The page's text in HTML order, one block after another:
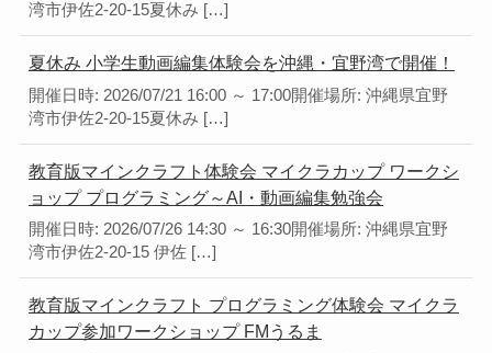
湾市伊佐2-20-15夏休み […]
夏休み 小学生動画編集体験会を沖縄・宜野湾で開催！
開催日時: 2026/07/21 16:00 ～ 17:00開催場所: 沖縄県宜野
湾市伊佐2-20-15夏休み […]
教育版マインクラフト体験会 マイクラカップ ワークシ
ョップ プログラミング～AI・動画編集勉強会
開催日時: 2026/07/26 14:30 ～ 16:30開催場所: 沖縄県宜野
湾市伊佐2-20-15 伊佐 […]
教育版マインクラフト プログラミング体験会 マイクラ
カップ参加ワークショップ FMうるま